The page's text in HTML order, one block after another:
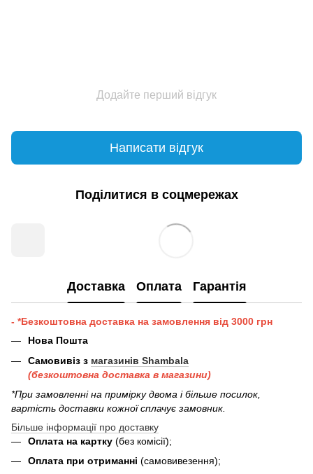
Додайте перший відгук
Написати відгук
Поділитися в соцмережах
Доставка Оплата Гарантія
- *Безкоштовна доставка на замовлення від 3000 грн
Нова Пошта
Самовивіз з магазинів Shambala
(безкоштовна доставка в магазини)
*При замовленні на примірку двома і більше посилок,
вартість доставки кожної сплачує замовник.
Більше інформації про доставку
Оплата на картку (без комісії);
Оплата при отриманні (самовивезення);